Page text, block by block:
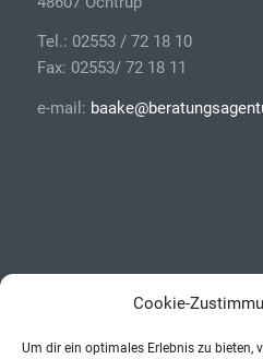
Cookie-
Um dir ein optimales Erlebnis zu bieten,
Tel.: 02553 / 72 18 10
Fax: 02553/ 72 18 11
e-mail:
08.30 Uhr – 12.00 Uhr